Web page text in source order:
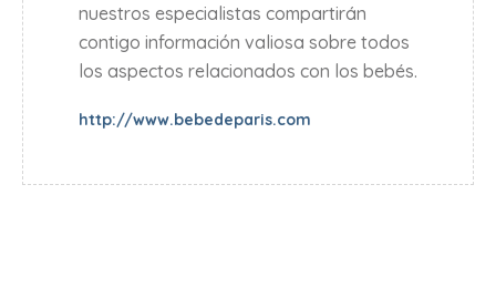
nuestros especialistas compartirán
contigo información valiosa sobre todos
los aspectos relacionados con los bebés.
http://www.bebedeparis.com